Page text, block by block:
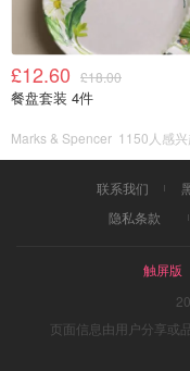
£12.60 £18.00
餐盘套装 4件
Marks & Spencer 1150人感兴
联系我们
隐私条款
触屏版
页面信息由用户分享或